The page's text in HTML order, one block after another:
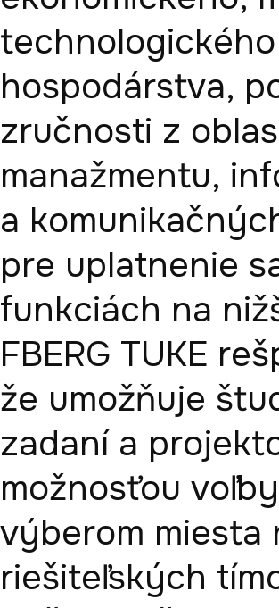
hospodárstva,
zručnosti z
manažmentu,
a
pre uplatnenie
funkciách na
FBERG TUKE
že umožňuje
zadaní a
možnosťou
výberom miesta
riešiteľských